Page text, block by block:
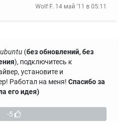
Wolf F. 14 май '11 в 05:11
(без обновлений, без
), подключитесь к
установите и
Работал на меня! Спасибо за
его идея)
-5